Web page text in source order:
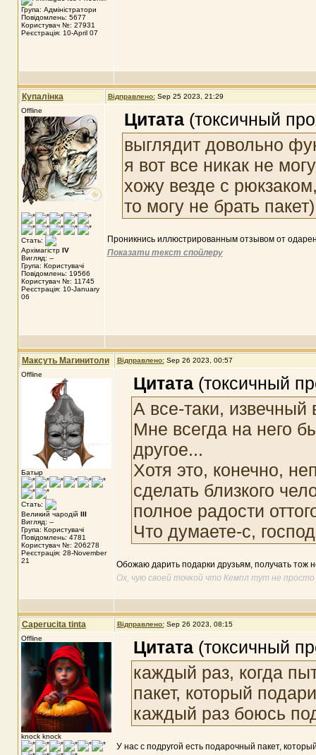
Група: Адміністратори
Повідомлень: 5677
Користувач №: 27931
Реєстрація: 10-April 07
Купалінка Відправлено: Sep 25 2023, 21:29
Offline
Стать:
Архімагістр IV
Вигляд: --
Група: Користувачі
Повідомлень: 19566
Користувач №: 11745
Реєстрація: 10-January
06
Цитата(токсичный
выглядит довольно
я вот все никак не
хожу везде с
то могу не брать пакет)
Проникнись иллюстрированным отзывом от
Показати текст спойлеру
Максуть Магинитоли Відправлено: Sep 26 2023, 00:57
Offline
Батыр
Стать:
Великий чародій III
Вигляд: --
Група: Користувачі
Повідомлень: 4781
Користувач №: 206278
Реєстрація: 28-November
21
Цитата(токсичный
А все-таки, извечный
Мне всегда на него
другое...
Хотя это, конечно,
сделать близкого
полное радости
Что думаете-с,
Обожаю дарить подарки друзьям, получать тож
Ох, чую своей точкой что Кемпл тут не
Caperucita tinta Відправлено: Sep 26 2023, 08:15
Offline
knock knock
Цитата(токсичный
каждый раз, когда
пакет, который
каждый раз боюсь
У нас с подругой есть подарочный пакет,